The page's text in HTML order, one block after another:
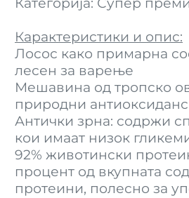
Карактеристики и опис:
Лосос како примарна
лесен за варење
Мешавина од тропско
природни
Антички зрна: содржи
кои имаат низок
92% животински
процент од вкупната
протеини, полесно за